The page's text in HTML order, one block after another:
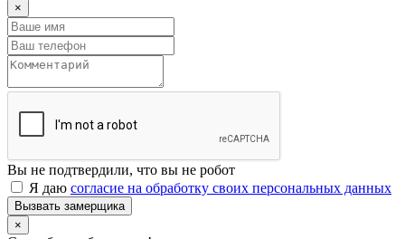
×
Вы не подтвердили, что вы не робот
Я даю согласие на обработку своих персональных данных
Вызвать замерщика
×